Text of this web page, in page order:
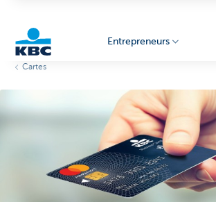
Entrepreneurs
Cartes